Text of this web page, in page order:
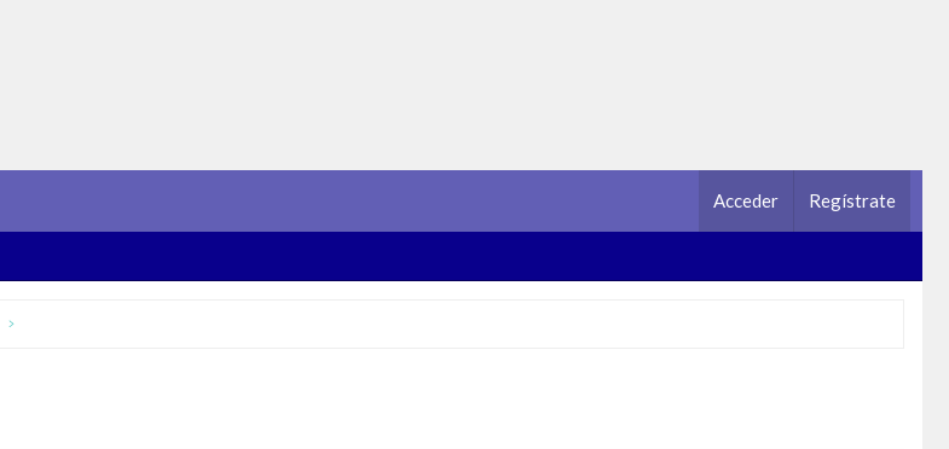
Acceder Regístrate